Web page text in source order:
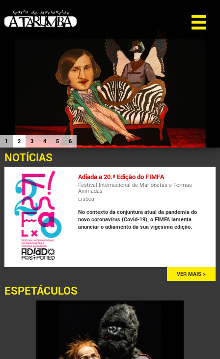
1 2 3 4 5 6
NOTÍCIAS
Adiada a 20.ª Edição do FIMFA
Festival Internacional de Marionetas e Formas
Animadas
Lisboa
No contexto da conjuntura atual da pandemia do
novo coronavírus (Covid-19), o FIMFA lamenta
anunciar o adiamento da sua vigésima edição.
VER MAIS >
ESPETÁCULOS